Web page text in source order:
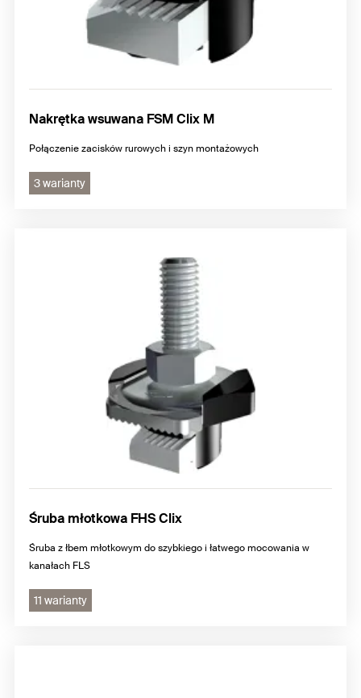
Nakrętka wsuwana FSM Clix M
Połączenie zacisków rurowych i szyn montażowych
3 warianty
Śruba młotkowa FHS Clix
Śruba z łbem młotkowym do szybkiego i łatwego mocowania w
kanałach FLS
11 warianty